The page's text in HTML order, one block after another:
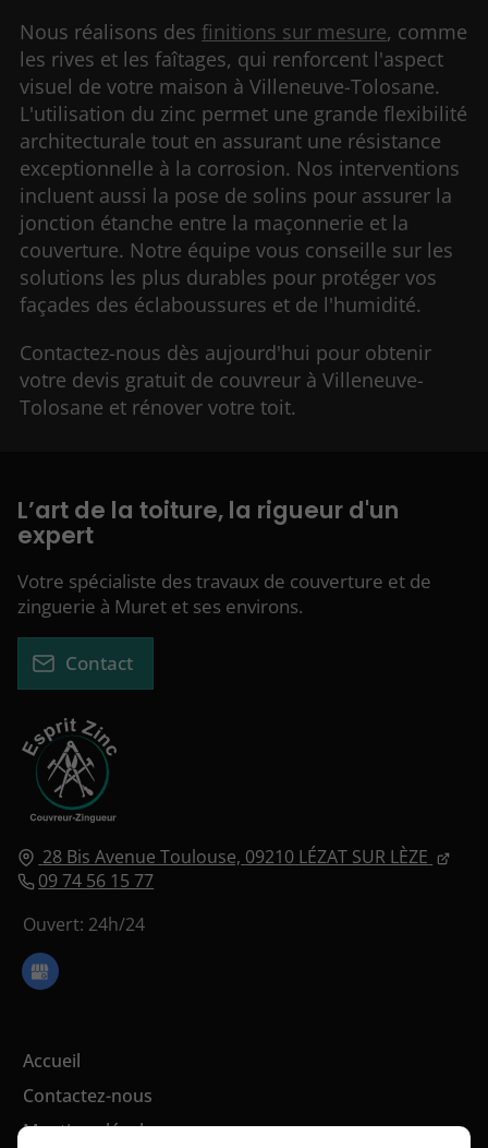
Nous réalisons des finitions sur mesure, comme
les rives et les faîtages, qui renforcent l'aspect
visuel de votre maison à Villeneuve-Tolosane.
L'utilisation du zinc permet une grande flexibilité
architecturale tout en assurant une résistance
exceptionnelle à la corrosion. Nos interventions
incluent aussi la pose de solins pour assurer la
jonction étanche entre la maçonnerie et la
couverture. Notre équipe vous conseille sur les
solutions les plus durables pour protéger vos
façades des éclaboussures et de l'humidité.
Contactez-nous dès aujourd'hui pour obtenir
votre devis gratuit de couvreur à Villeneuve-
Tolosane et rénover votre toit.
28 Bis Avenue Toulouse, 09210 LÉZAT SUR LÈZE
09 74 56 15 77
Ouvert: 24h/24
Accueil
Contactez-nous
Mentions légales
L’art de la toiture, la rigueur d'un
expert
Votre spécialiste des travaux de couverture et de
zinguerie à Muret et ses environs.
Contact